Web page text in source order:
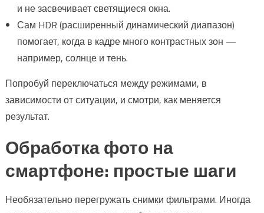
и не засвечивает светящиеся окна.
Сам HDR (расширенный динамический диапазон)
помогает, когда в кадре много контрастных зон —
например, солнце и тень.
Попробуй переключаться между режимами, в
зависимости от ситуации, и смотри, как меняется
результат.
Обработка фото на
смартфоне: простые шаги
Необязательно перегружать снимки фильтрами. Иногда